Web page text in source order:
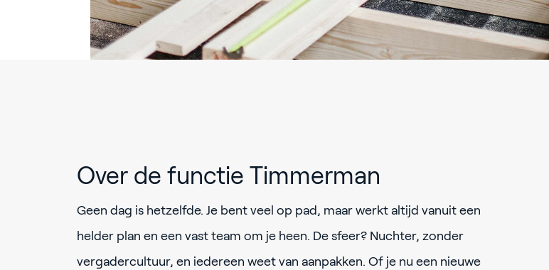
Over de functie Timmerman
Geen dag is hetzelfde. Je bent veel op pad, maar werkt altijd vanuit een
helder plan en een vast team om je heen. De sfeer? Nuchter, zonder
vergadercultuur, en iedereen weet van aanpakken. Of je nu een nieuwe